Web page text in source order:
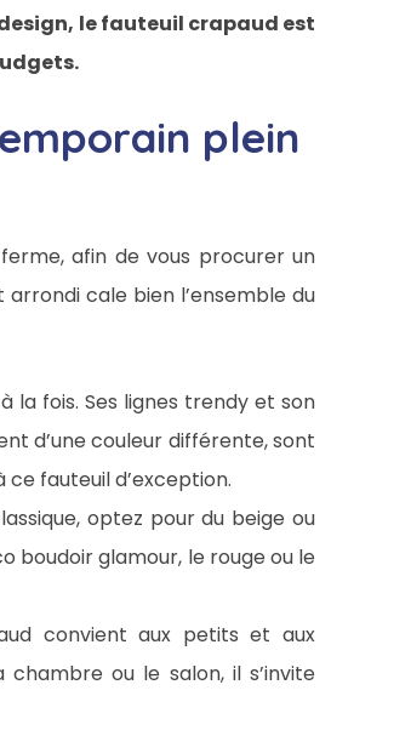
le fauteuil crapaud est
plein
afin de vous procurer un
cale bien l’ensemble du
la fois. Ses lignes trendy et son
d’une couleur différente, sont
fauteuil d’exception.
optez pour du beige ou
boudoir glamour, le rouge ou le
convient aux petits et aux
ou le salon, il s’invite